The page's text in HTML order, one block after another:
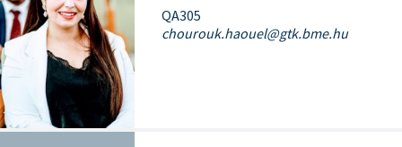
QA305
chourouk.haouel@gtk.bme.hu